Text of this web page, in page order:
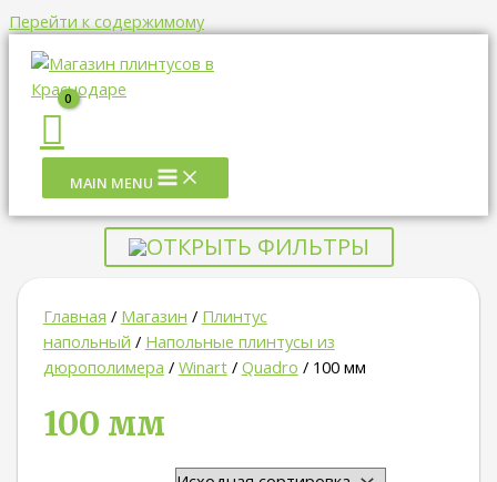
Перейти к содержимому
MAIN MENU
Главная / Магазин / Плинтус
напольный / Напольные плинтусы из
дюрополимера / Winart/ Quadro / 100 мм
100 мм
ОТКРЫТЬ ФИЛЬТРЫ